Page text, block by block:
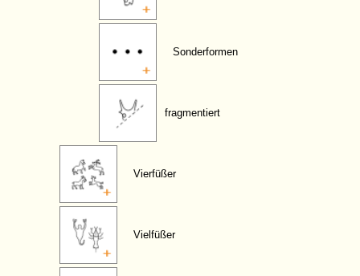
Sonderformen
fragmentiert
Vierfüßer
Vielfüßer